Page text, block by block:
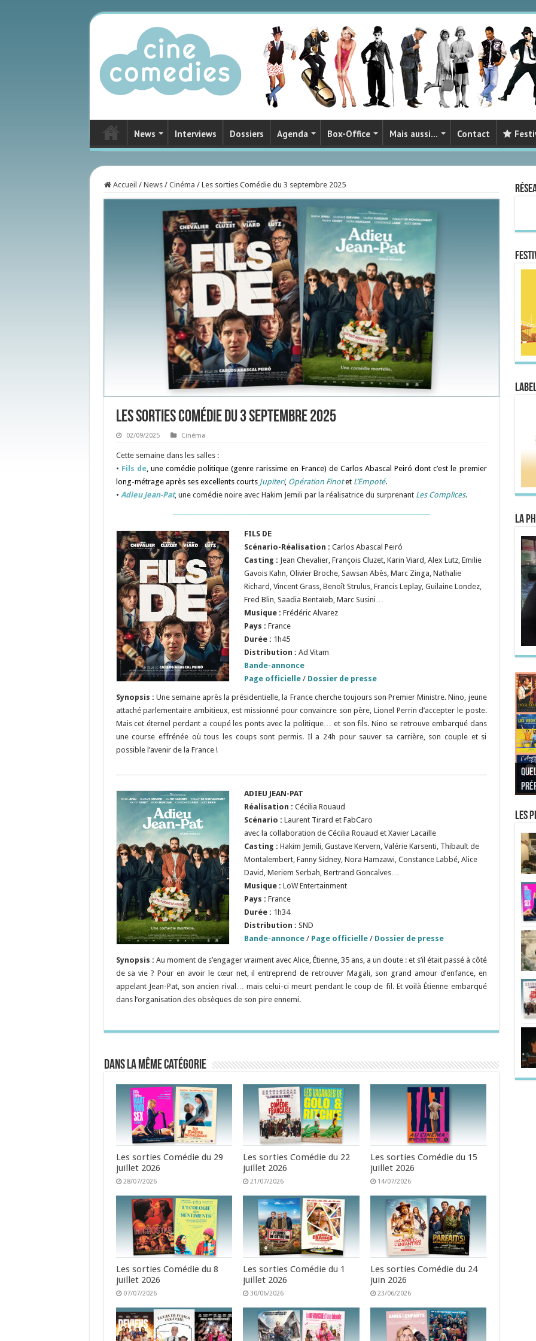
News Interviews Dossiers Agenda Box-Office Mais aussi… Contact
Accueil / News / Cinéma / Les sorties Comédie du 3 septembre 2025
Les sorties Comédie du 3 septembre 2025
02/09/2025 Cinéma
Cette semaine dans les salles :
• Fils de, une comédie politique (genre rarissime en France) de Carlos Abascal Peiró dont c’est le premier
long-métrage après ses excellents courts Jupiter!, Opération Finotet L’Empoté.
• Adieu Jean-Pat, une comédie noire avec Hakim Jemili par la réalisatrice du surprenant Les Complices.
FILS DE
Scénario-Réalisation :Carlos Abascal Peiró
Casting : Jean Chevalier, François Cluzet, Karin Viard, Alex Lutz, Emilie
Gavois Kahn, Olivier Broche, Sawsan Abès, Marc Zinga, Nathalie
Richard, Vincent Grass, Benoît Strulus, Francis Leplay, Guilaine Londez,
Fred Blin, Saadia Bentaïeb, Marc Susini…
Musique : Frédéric Alvarez
Pays : France
Durée : 1h45
Distribution : Ad Vitam
Bande-annonce
Page officielle / Dossier de presse
Synopsis : Une semaine après la présidentielle, la France cherche toujours son Premier Ministre. Nino, jeune
attaché parlementaire ambitieux, est missionné pour convaincre son père, Lionel Perrin d’accepter le poste.
Mais cet éternel perdant a coupé les ponts avec la politique… et son fils. Nino se retrouve embarqué dans
une course effrénée où tous les coups sont permis. Il a 24h pour sauver sa carrière, son couple et si
possible l’avenir de la France !
ADIEU JEAN-PAT
Réalisation :Cécilia Rouaud
Scénario:Laurent Tirard et FabCaro
avec la collaboration de Cécilia Rouaud et Xavier Lacaille
Casting :Hakim Jemili, Gustave Kervern, Valérie Karsenti, Thibault de
Montalembert, Fanny Sidney, Nora Hamzawi, Constance Labbé, Alice
David, Meriem Serbah, Bertrand Goncalves…
Musique : LoW Entertainment
Pays : France
Durée : 1h34
Distribution : SND
Bande-annonce / Page officielle / Dossier de presse
Synopsis : Au moment de s’engager vraiment avec Alice, Étienne, 35 ans, a un doute : et s’il était passé à côté
de sa vie ? Pour en avoir le cœur net, il entreprend de retrouver Magali, son grand amour d’enfance, en
appelant Jean-Pat, son ancien rival… mais celui-ci meurt pendant le coup de fil. Et voilà Étienne embarqué
dans l’organisation des obsèques de son pire ennemi.
Dans la même catégorie
Les sorties Comédie du 29
juillet 2026
28/07/2026
Les sorties Comédie du 22
juillet 2026
21/07/2026
Les sorties Comédie du 15
juillet 2026
14/07/2026
Les sorties Comédie du 8
juillet 2026
07/07/2026
Les sorties Comédie du 1
juillet 2026
30/06/2026
Les sorties Comédie du 24
juin 2026
23/06/2026
La
Les